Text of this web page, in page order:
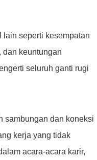
seperti kesempatan
dan keuntungan
seluruh ganti rugi
sambungan dan koneksi
kerja yang tidak
acara-acara karir,